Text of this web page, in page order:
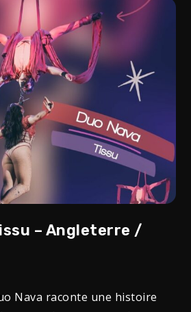
– Angleterre /
Nava raconte une histoire